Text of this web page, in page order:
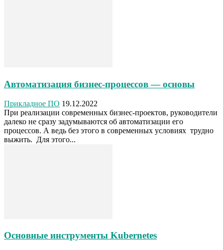
Автоматизация бизнес-процессов — основы
Прикладное ПО 19.12.2022
При реализации современных бизнес-проектов, руководители
далеко не сразу задумываются об автоматизации его
процессов. А ведь без этого в современных условиях трудно
выжить. Для этого...
Основные инструменты Kubernetes